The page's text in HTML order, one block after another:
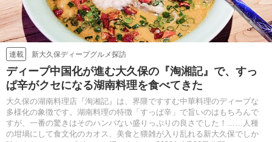
連載 新大久保ディープグルメ探訪
ディープ中国化が進む大久保の『淘湘記』で、すっ
ぱ辛がクセになる湖南料理を食べてきた
大久保の湖南料理店『淘湘記』は、界隈ですすむ中華料理のディープな
多様化の象徴です。湖南料理の特徴「すっぱ辛」で旨いのはもちろんで
すが、一番の驚きはそのハンパない盛りっぷりの良さでした！……人種
の坩堝にして食文化のカオス、美食と猥雑が入り乱れる新大久保でしか